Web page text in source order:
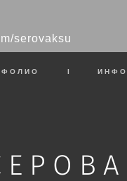
serovaksu
I ИНФО